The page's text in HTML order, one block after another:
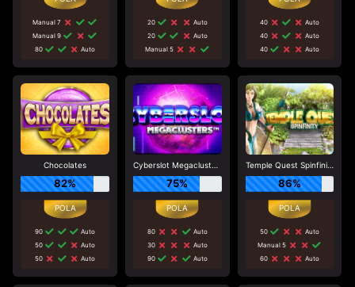
Manual 7
Manual 9
80
Auto
20
Auto
20
Auto
Manual 5
40
Auto
40
Auto
40
Auto
Chocolates
82%
90
Auto
50
Auto
50
Auto
Cyberslot Megaclusters
75%
80
Auto
30
Auto
90
Auto
Temple Quest Spinfinity
86%
50
Auto
Manual 5
60
Auto